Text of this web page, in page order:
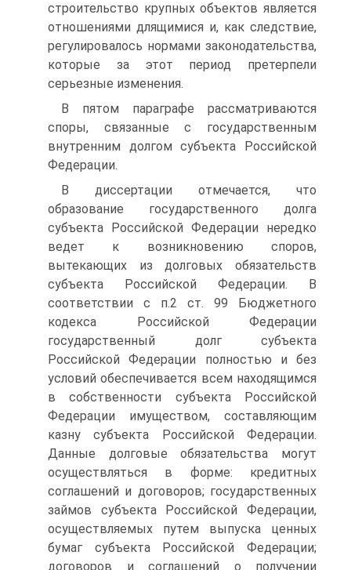
строительство крупных объектов является
отношениями длящимися и, как следствие,
регулировалось нормами законодательства,
которые за этот период претерпели
серьезные изменения.
В пятом параграфе рассматриваются
споры, связанные с государственным
внутренним долгом субъекта Российской
Федерации.
В диссертации отмечается, что
образование государственного долга
субъекта Российской Федерации нередко
ведет к возникновению споров,
вытекающих из долговых обязательств
субъекта Российской Федерации. В
соответствии с п.2 ст. 99 Бюджетного
кодекса Российской Федерации
государственный долг субъекта
Российской Федерации полностью и без
условий обеспечивается всем находящимся
в собственности субъекта Российской
Федерации имуществом, составляющим
казну субъекта Российской Федерации.
Данные долговые обязательства могут
осуществляться в форме: кредитных
соглашений и договоров; государственных
займов субъекта Российской Федерации,
осуществляемых путем выпуска ценных
бумаг субъекта Российской Федерации;
договоров и соглашений о получении